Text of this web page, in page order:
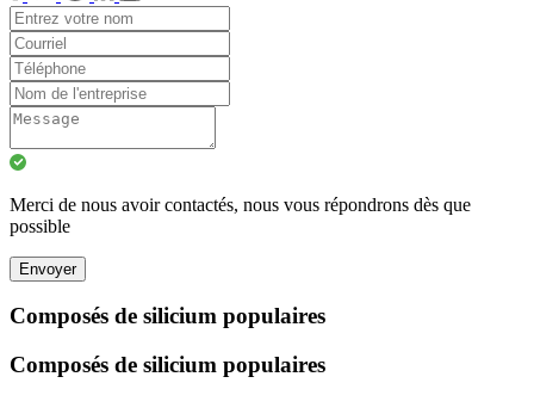
Merci de nous avoir contactés, nous vous répondrons dès que
possible
Envoyer
Composés de silicium populaires
Composés de silicium populaires